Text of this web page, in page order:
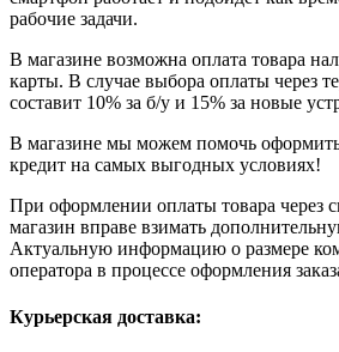
рабочие задачи.
В магазине возможна оплата товара
карты. В случае выбора оплаты через
составит 10% за б/у и 15% за новые
В магазине мы можем помочь
кредит на самых выгодных условиях!
При оформлении оплаты товара
магазин вправе взимать
Актуальную информацию о размере
оператора в процессе оформления
Курьерская доставка: